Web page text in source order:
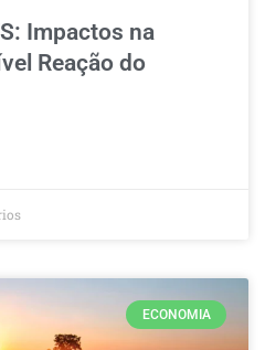
Impactos na
Reação do
ECONOMIA